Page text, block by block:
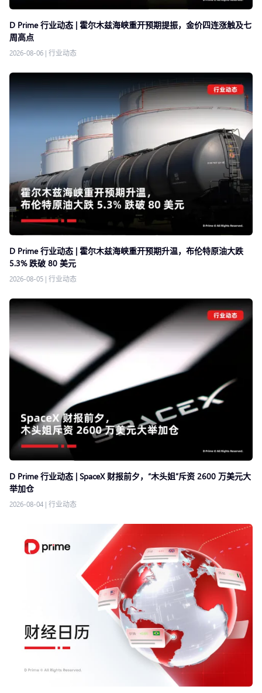
D Prime 行业动态 | 霍尔木兹海峡重开预期提振，金价四连涨触及七
周高点
2026-08-06 | 行业动态
D Prime 行业动态 | 霍尔木兹海峡重开预期升温，布伦特原油大跌
5.3% 跌破 80 美元
2026-08-05 | 行业动态
D Prime 行业动态 | SpaceX 财报前夕，“木头姐”斥资 2600 万美元大
举加仓
2026-08-04 | 行业动态